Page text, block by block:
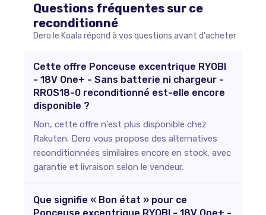
Questions fréquentes sur ce
reconditionné
Dero le Koala répond à vos questions avant d'acheter
Cette offre Ponceuse excentrique RYOBI
- 18V One+ - Sans batterie ni chargeur -
RROS18-0 reconditionné est-elle encore
disponible ?
Non, cette offre n'est plus disponible chez
Rakuten. Dero vous propose des alternatives
reconditionnées similaires encore en stock, avec
garantie et livraison selon le vendeur.
Que signifie « Bon état » pour ce